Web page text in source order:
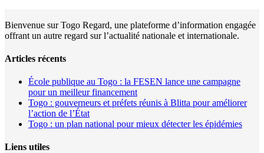
Bienvenue sur Togo Regard, une plateforme d’information engagée
offrant un autre regard sur l’actualité nationale et internationale.
Articles récents
École publique au Togo : la FESEN lance une campagne
pour un meilleur financement
Togo : gouverneurs et préfets réunis à Blitta pour améliorer
l’action de l’État
Togo : un plan national pour mieux détecter les épidémies
Liens utiles